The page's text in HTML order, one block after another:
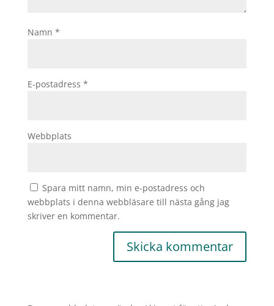
Namn *
E-postadress *
Webbplats
Spara mitt namn, min e-postadress och
webbplats i denna webbläsare till nästa gång jag
skriver en kommentar.